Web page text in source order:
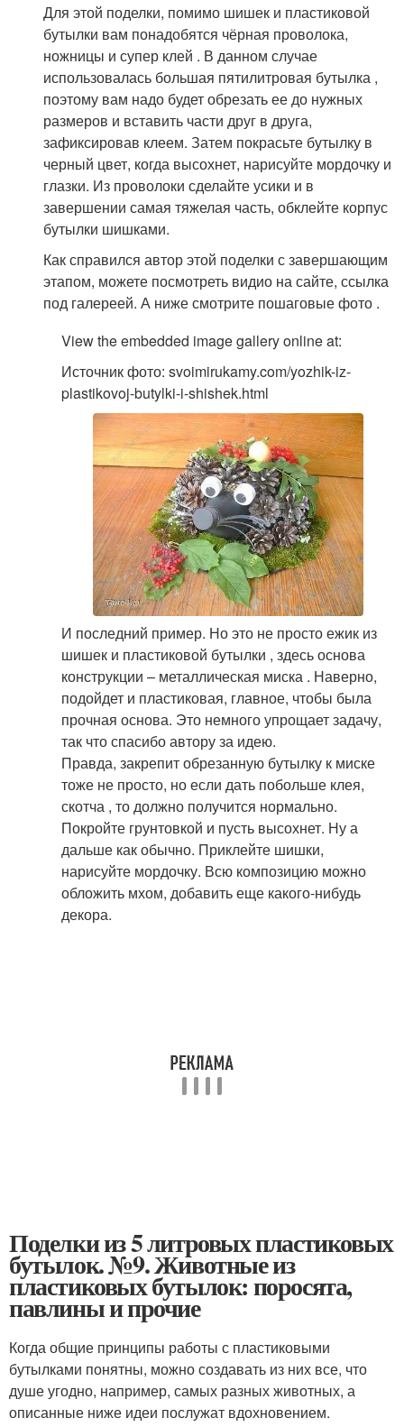
Для этой поделки, помимо шишек и пластиковой
бутылки вам понадобятся чёрная проволока,
ножницы и супер клей . В данном случае
использовалась большая пятилитровая бутылка ,
поэтому вам надо будет обрезать ее до нужных
размеров и вставить части друг в друга,
зафиксировав клеем. Затем покрасьте бутылку в
черный цвет, когда высохнет, нарисуйте мордочку и
глазки. Из проволоки сделайте усики и в
завершении самая тяжелая часть, обклейте корпус
бутылки шишками.
Как справился автор этой поделки с завершающим
этапом, можете посмотреть видио на сайте, ссылка
под галереей. А ниже смотрите пошаговые фото .
View the embedded image gallery online at:
Источник фото: svoimirukamy.com/yozhik-iz-
plastikovoj-butylki-i-shishek.html
И последний пример. Но это не просто ежик из
шишек и пластиковой бутылки , здесь основа
конструкции – металлическая миска . Наверно,
подойдет и пластиковая, главное, чтобы была
прочная основа. Это немного упрощает задачу,
так что спасибо автору за идею.
Правда, закрепит обрезанную бутылку к миске
тоже не просто, но если дать побольше клея,
скотча , то должно получится нормально.
Покройте грунтовкой и пусть высохнет. Ну а
дальше как обычно. Приклейте шишки,
нарисуйте мордочку. Всю композицию можно
обложить мхом, добавить еще какого-нибудь
декора.
Поделки из 5 литровых пластиковых
бутылок. №9. Животные из
пластиковых бутылок: поросята,
павлины и прочие
Когда общие принципы работы с пластиковыми
бутылками понятны, можно создавать из них все, что
душе угодно, например, самых разных животных, а
описанные ниже идеи послужат вдохновением.